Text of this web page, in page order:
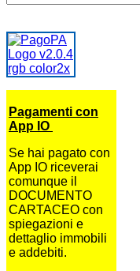
Pagamenti con
App IO
Se hai pagato con
App IO riceverai
comunque il
DOCUMENTO
CARTACEO con
spiegazioni e
dettaglio immobili
e addebiti.